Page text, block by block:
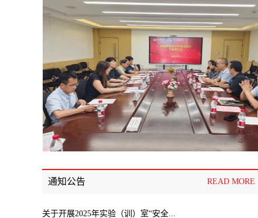
通知公告 READ MORE
关于开展2025年实验（训）室“安全...